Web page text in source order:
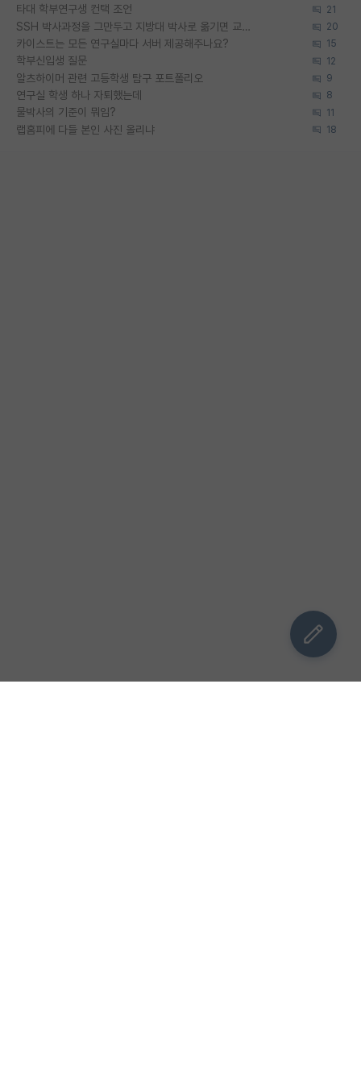
타대 학부연구생 컨택 조언 21
SSH 박사과정을 그만두고 지방대 박사로 옮기면 교수의 꿈은 끝일까요? 20
카이스트는 모든 연구실마다 서버 제공해주나요? 15
학부신입생 질문 12
알츠하이머 관련 고등학생 탐구 포트폴리오 9
연구실 학생 하나 자퇴했는데 8
물박사의 기준이 뭐임? 11
랩홈피에 다들 본인 사진 올리냐 18